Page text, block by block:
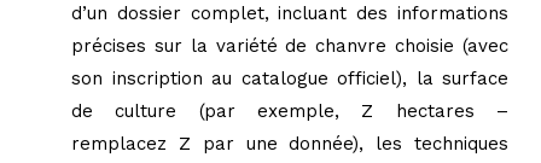
d’un dossier complet, incluant des informations
précises sur la variété de chanvre choisie (avec
son inscription au catalogue officiel), la surface
de culture (par exemple, Z hectares –
remplacez Z par une donnée), les techniques